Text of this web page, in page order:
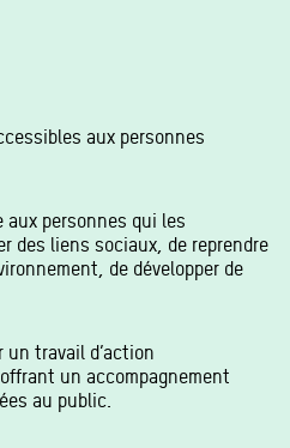
aux personnes
personnes qui les
des liens sociaux, de reprendre
de développer de
travail d’action
un accompagnement
au public.